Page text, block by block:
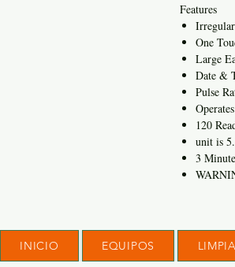
Features
One
Large
Date &
Pulse
120
unit is
3
INICIO EQUIPOS